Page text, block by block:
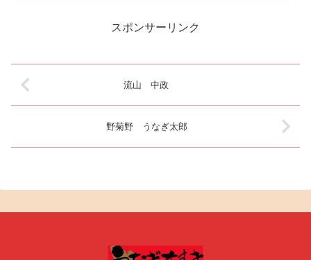
ている。うなっくすさんに呼応
り、鯉が泳いでいます。まさに
川魚割烹の王...
スポンサーリンク
流山 中政
野菊野 うなぎ太郎